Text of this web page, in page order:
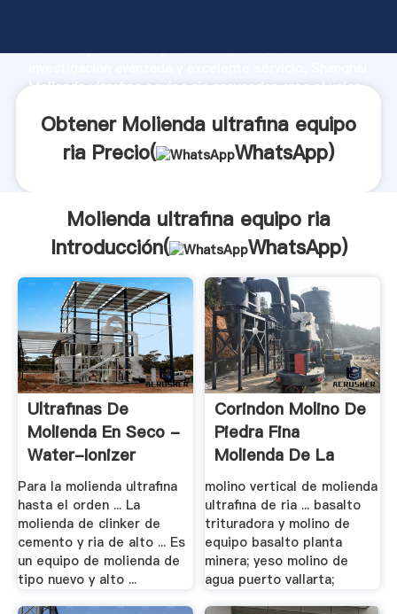
fuerte capacidad de producción, fuerza de
Molienda ultrafina equipo ria proveedor crea el valor
Obtener Molienda ultrafina equipo
ria Precio(
WhatsApp)
Molienda ultrafina equipo ria
Introducción(
WhatsApp)
Ultrafinas De
Molienda En Seco -
Water-Ionizer
Para la molienda ultrafina
hasta el orden ... La
molienda de clinker de
cemento y ria de alto ... Es
un equipo de molienda de
tipo nuevo y alto ...
Corindon Molino De
Piedra Fina
Molienda De La
India
molino vertical de molienda
ultrafina de ria ... basalto
trituradora y molino de
equipo basalto planta
minera; yeso molino de
agua puerto vallarta;